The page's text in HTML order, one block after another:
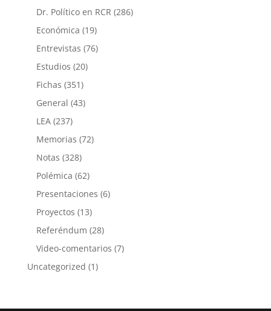
Dr. Político en RCR (286)
Económica (19)
Entrevistas (76)
Estudios (20)
Fichas (351)
General (43)
LEA(237)
Memorias (72)
Notas (328)
Polémica (62)
Presentaciones (6)
Proyectos (13)
Referéndum (28)
Video-comentarios (7)
Uncategorized (1)